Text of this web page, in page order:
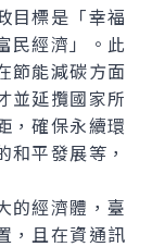
標是「幸福
民經濟」。此
節能減碳方面
並延攬國家所
，確保永續環
平發展等，
經濟體，臺
，且在資通訊